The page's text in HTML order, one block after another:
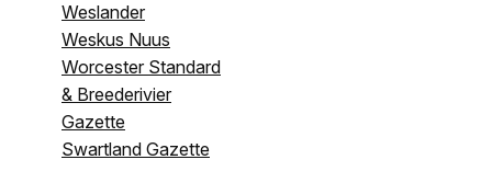
Weslander
Weskus Nuus
Worcester Standard
& Breederivier
Gazette
Swartland Gazette